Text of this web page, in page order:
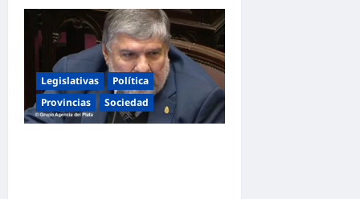
t
a
Legislativas
Política
Provincias
Sociedad